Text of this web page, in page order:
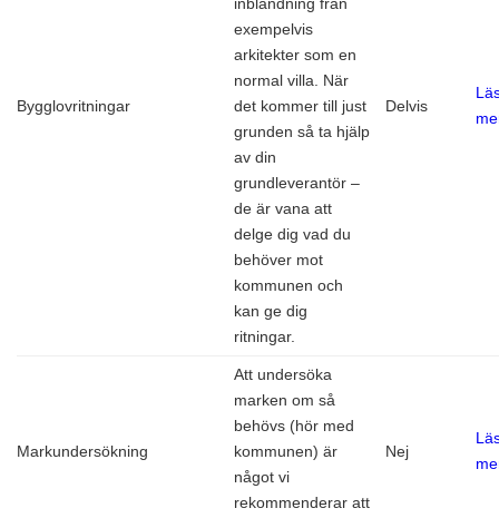
Bygglovritningar
inblandning från
exempelvis
arkitekter som en
normal villa. När
det kommer till just
grunden så ta hjälp
av din
grundleverantör –
de är vana att
delge dig vad du
behöver mot
kommunen och
kan ge dig
ritningar.
Delvis
Markundersökning
Att undersöka
marken om så
behövs (hör med
kommunen) är
något vi
rekommenderar att
Nej